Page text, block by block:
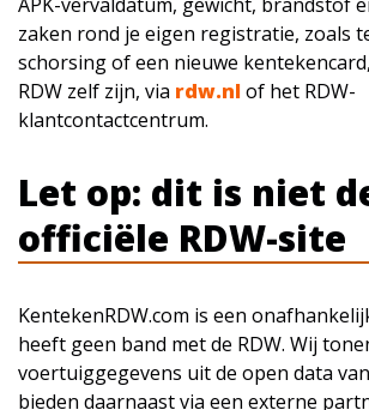
zaken rond je eigen registratie, zoals
schorsing of een nieuwe
RDW zelf zijn, via rdw.nlof het RDW-
klantcontactcentrum.
Let op: dit is niet
officiële RDW-site
KentekenRDW.com is een
heeft geen band met de RDW. Wij
voertuiggegevens uit de open data
bieden daarnaast via een externe